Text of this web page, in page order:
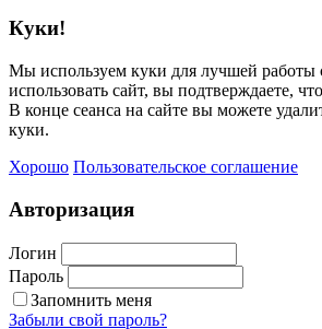
Куки!
Мы используем куки для лучшей работы
использовать сайт, вы подтверждаете,
В конце сеанса на сайте вы можете
куки.
Хорошо Пользовательское соглашение
Авторизация
Логин
Пароль
Запомнить меня
Забыли свой пароль?